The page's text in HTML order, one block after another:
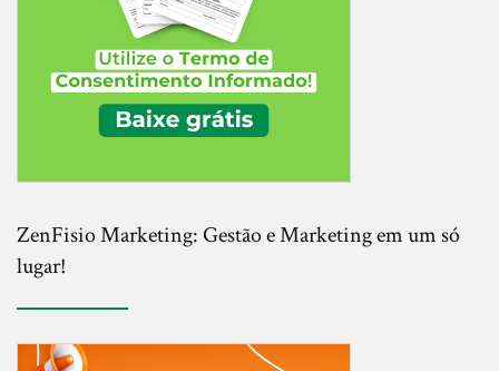
ZenFisio Marketing: Gestão e Marketing em um só
lugar!